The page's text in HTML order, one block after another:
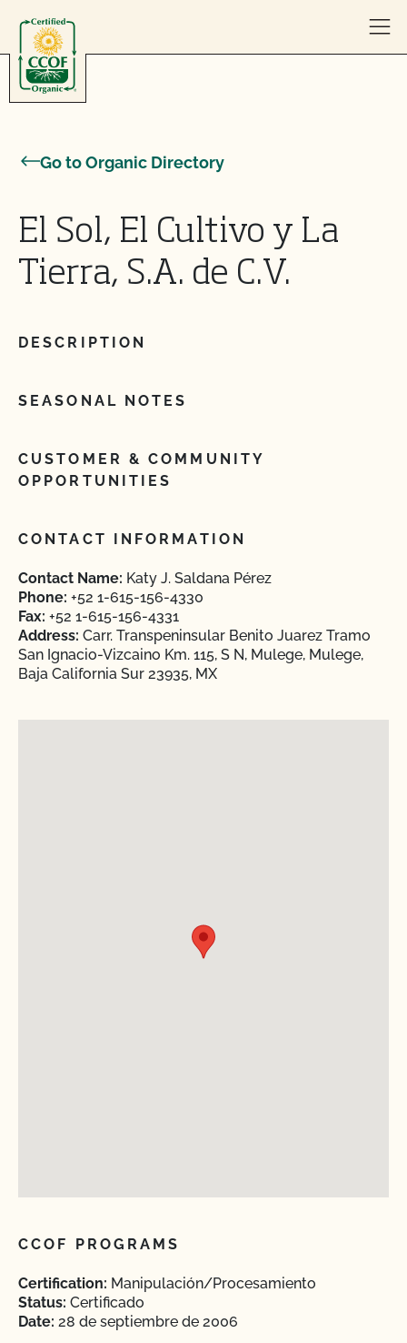
Go to Organic Directory
El Sol, El Cultivo y La
Tierra, S.A. de C.V.
DESCRIPTION
SEASONAL NOTES
CUSTOMER & COMMUNITY
OPPORTUNITIES
CONTACT INFORMATION
Contact Name: Katy J. Saldana Pérez
Phone: +52 1-615-156-4330
Fax: +52 1-615-156-4331
Address: Carr. Transpeninsular Benito Juarez Tramo
San Ignacio-Vizcaino Km. 115, S N, Mulege, Mulege,
Baja California Sur 23935, MX
CCOF PROGRAMS
Certification: Manipulación/Procesamiento
Status: Certificado
Date: 28 de septiembre de 2006